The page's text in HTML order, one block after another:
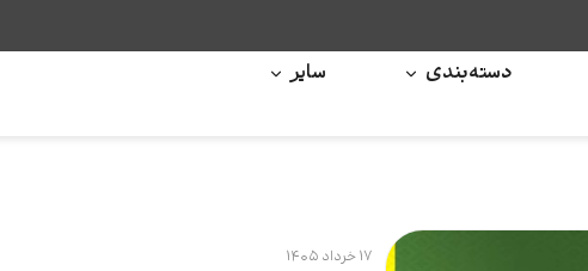
دسته‌بندی سایر
۱۷ خرداد ۱۴۰۵